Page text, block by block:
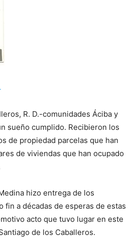
R. D.-comunidades Áciba y
sueño cumplido. Recibieron los
de propiedad parcelas que han
de viviendas que han ocupado
hizo entrega de los
fin a décadas de esperas de estas
acto que tuvo lugar en este
de los Caballeros.